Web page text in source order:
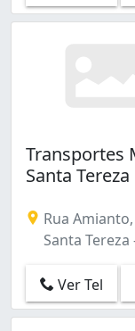
Transportes
Santa Tereza
Rua
Santa
Ver Tel